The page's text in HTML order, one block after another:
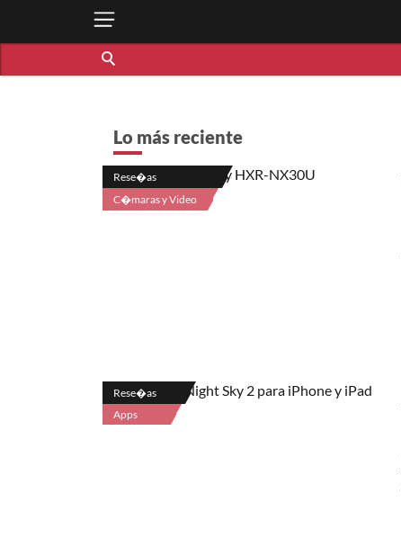
Lo más reciente
Rese�as
C�maras y Video
Rese�as
Apps